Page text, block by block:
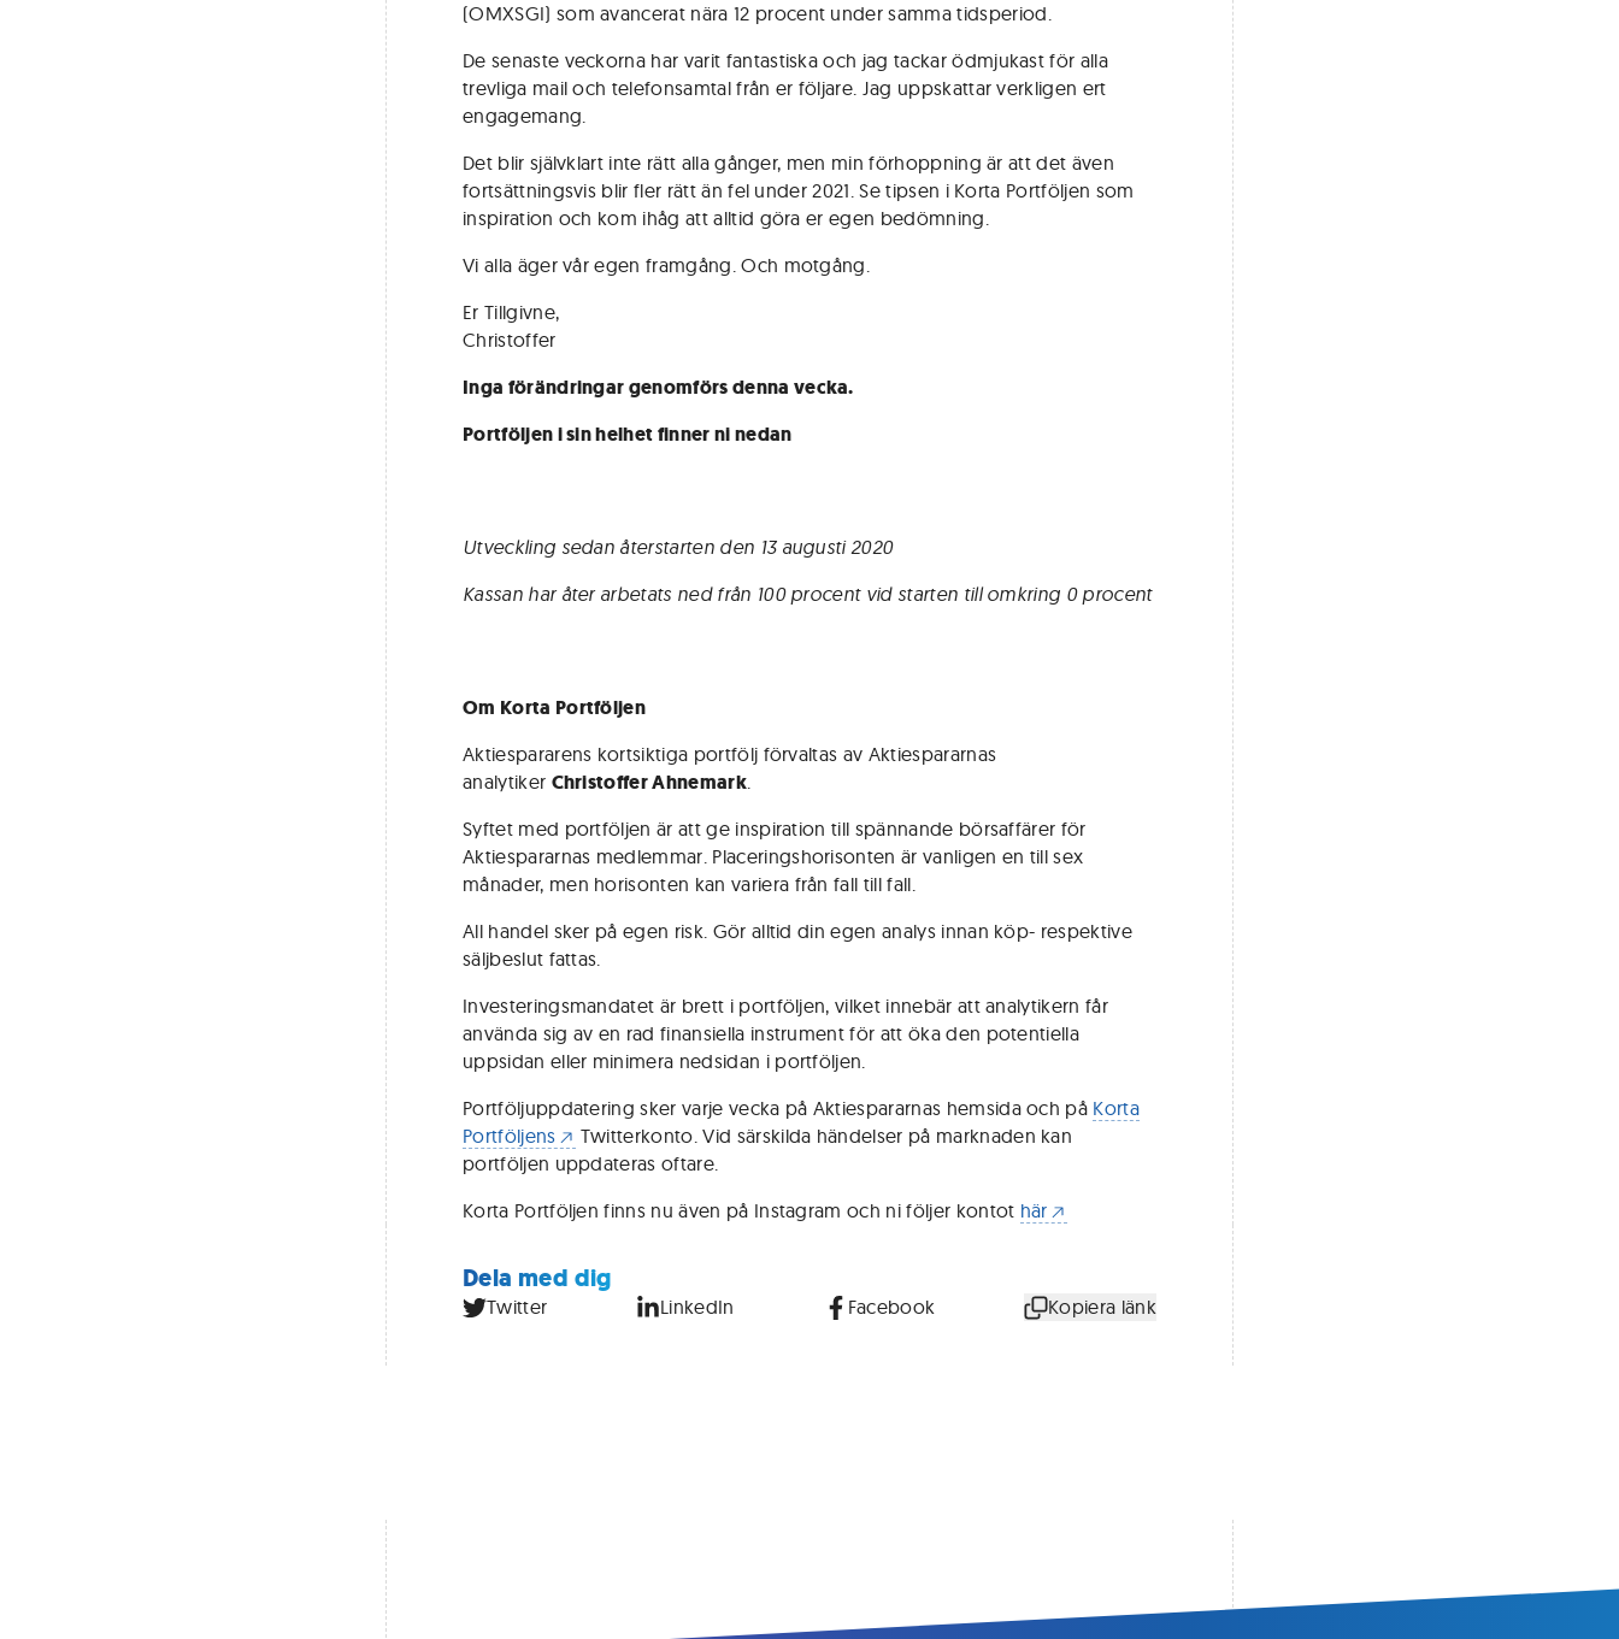
(OMXSGI) som avancerat nära 12 procent under samma tidsperiod.
De senaste veckorna har varit fantastiska och jag tackar ödmjukast för alla
trevliga mail och telefonsamtal från er följare. Jag uppskattar verkligen ert
engagemang.
Det blir självklart inte rätt alla gånger, men min förhoppning är att det även
fortsättningsvis blir fler rätt än fel under 2021. Se tipsen i Korta Portföljen som
inspiration och kom ihåg att alltid göra er egen bedömning.
Vi alla äger vår egen framgång. Och motgång.
Er Tillgivne,
Christoffer
Inga förändringar genomförs denna vecka.
Portföljen i sin helhet finner ni nedan
Utveckling sedan återstarten den 13 augusti 2020
Kassan har åter arbetats ned från 100 procent vid starten till omkring 0 procent
Om Korta Portföljen
Aktiespararens kortsiktiga portfölj förvaltas av Aktiespararnas
analytiker Christoffer Ahnemark.
Syftet med portföljen är att ge inspiration till spännande börsaffärer för
Aktiespararnas medlemmar. Placeringshorisonten är vanligen en till sex
månader, men horisonten kan variera från fall till fall.
All handel sker på egen risk. Gör alltid din egen analys innan köp- respektive
säljbeslut fattas.
Investeringsmandatet är brett i portföljen, vilket innebär att analytikern får
använda sig av en rad finansiella instrument för att öka den potentiella
uppsidan eller minimera nedsidan i portföljen.
Portföljuppdatering sker varje vecka på Aktiespararnas hemsida och på Korta
Portföljens
Twitterkonto. Vid särskilda händelser på marknaden kan
portföljen uppdateras oftare.
Korta Portföljen finns nu även på Instagram och ni följer kontot här
Dela med dig
Twitter LinkedIn Facebook Kopiera länk